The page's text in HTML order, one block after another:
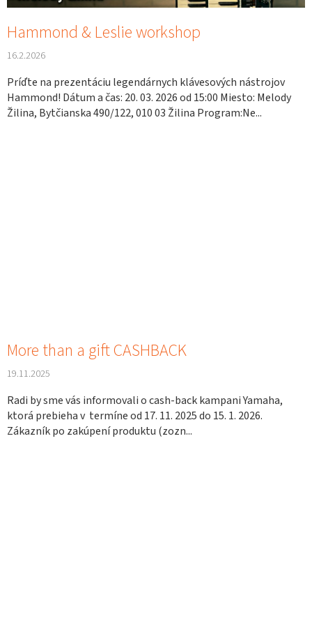
o
vHammond & Leslie workshop
16.2.2026
Príďte na prezentáciu legendárnych klávesových nástrojov
Hammond! Dátum a čas: 20. 03. 2026 od 15:00 Miesto: Melody
Žilina, Bytčianska 490/122, 010 03 Žilina Program:Ne...
More than a gift CASHBACK
19.11.2025
Radi by sme vás informovali o cash-back kampani Yamaha,
ktorá prebieha v termíne od 17. 11. 2025 do 15. 1. 2026.
Zákazník po zakúpení produktu (zozn...